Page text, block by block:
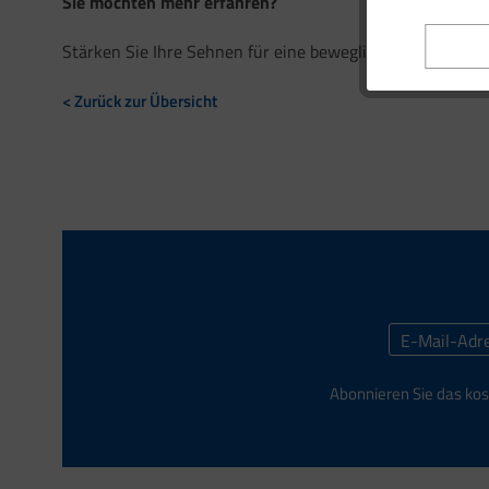
Stärken Sie Ihre Sehnen für eine bewegliche Zukunft –
< Zurück zur Übersicht
Abonnieren Sie das